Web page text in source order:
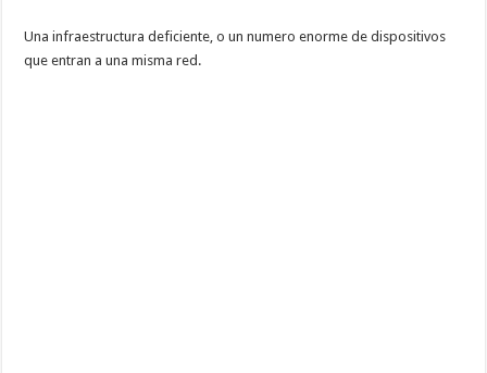
Una infraestructura deficiente, o un numero enorme de dispositivos
que entran a una misma red.